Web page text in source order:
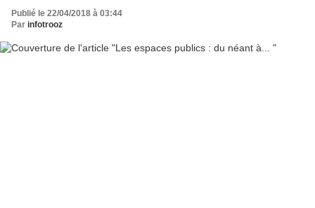
Publié le 22/04/2018 à 03:44
Par infotrooz